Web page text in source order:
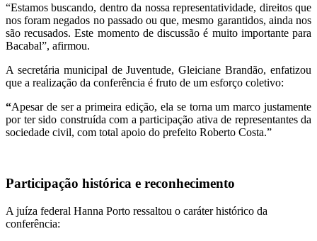
“Estamos buscando, dentro da nossa representatividade, direitos que
nos foram negados no passado ou que, mesmo garantidos, ainda nos
são recusados. Este momento de discussão é muito importante para
Bacabal”, afirmou.
A secretária municipal de Juventude, Gleiciane Brandão, enfatizou
que a realização da conferência é fruto de um esforço coletivo:
“Apesar de ser a primeira edição, ela se torna um marco justamente
por ter sido construída com a participação ativa de representantes da
sociedade civil, com total apoio do prefeito Roberto Costa.”
Participação histórica e reconhecimento
A juíza federal Hanna Porto ressaltou o caráter histórico da
conferência: